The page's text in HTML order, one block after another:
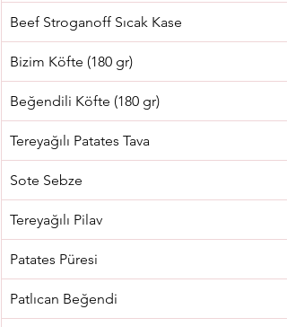
Beef Stroganoff Sıcak Kase
Bizim Köfte (180 gr)
Beğendili Köfte (180 gr)
Tereyağılı Patates Tava
Sote Sebze
Tereyağılı Pilav
Patates Püresi
Patlıcan Beğendi